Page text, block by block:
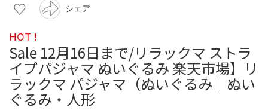
シェア
HOT !
Sale 12月16日まで/リラックマ ストラ
イプパジャマ ぬいぐるみ 楽天市場】リ
ラックマ パジャマ（ぬいぐるみ｜ぬい
ぐるみ・人形